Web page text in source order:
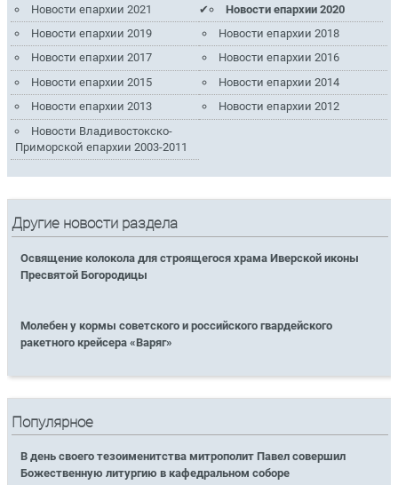
Новости епархии 2021
Новости епархии 2020
Новости епархии 2019
Новости епархии 2018
Новости епархии 2017
Новости епархии 2016
Новости епархии 2015
Новости епархии 2014
Новости епархии 2013
Новости епархии 2012
Новости Владивостокско-
Приморской епархии 2003-2011
Другие новости раздела
Освящение колокола для строящегося храма Иверской иконы
Пресвятой Богородицы
Молебен у кормы советского и российского гвардейского
ракетного крейсера «Варяг»
Популярное
В день своего тезоименитства митрополит Павел совершил
Божественную литургию в кафедральном соборе